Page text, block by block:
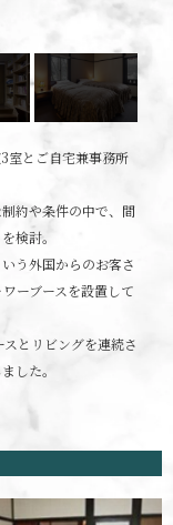
室とご自宅兼事務所
約や条件の中で、間
検討。
う外国からのお客さ
ーブースを設置して
とリビングを連続さ
した。